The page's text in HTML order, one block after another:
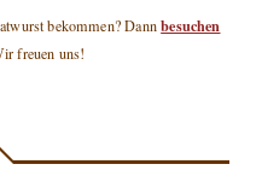
bekommen? Dannbesuchen
freuen uns!